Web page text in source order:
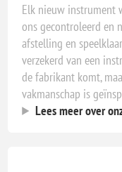
Elk nieuw instrument
ons gecontroleerd en
afstelling en
verzekerd van een
de fabrikant komt,
vakmanschap is
Lees meer over